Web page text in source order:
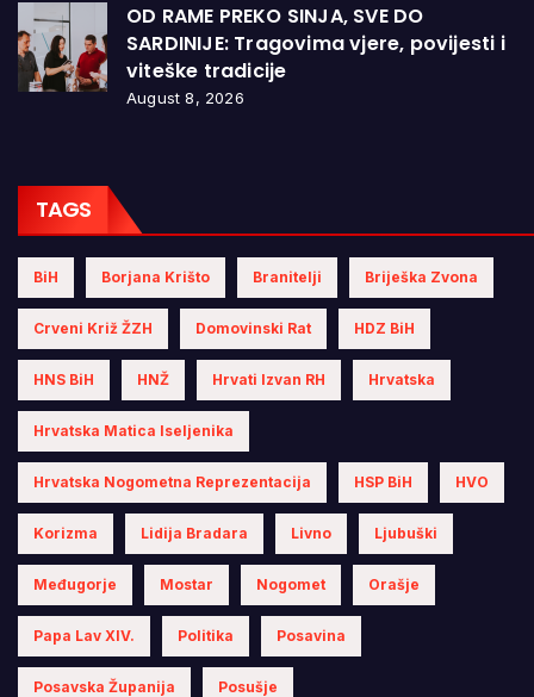
OD RAME PREKO SINJA, SVE DO
SARDINIJE: Tragovima vjere, povijesti i
viteške tradicije
August 8, 2026
TAGS
BiH Borjana Krišto Branitelji Briješka Zvona
Crveni Križ ŽZH Domovinski Rat HDZ BiH
HNS BiH HNŽ Hrvati Izvan RH Hrvatska
Hrvatska Matica Iseljenika
Hrvatska Nogometna Reprezentacija HSP BiH HVO
Korizma Lidija Bradara Livno Ljubuški
Međugorje Mostar Nogomet Orašje
Papa Lav XIV. Politika Posavina
Posavska Županija Posušje